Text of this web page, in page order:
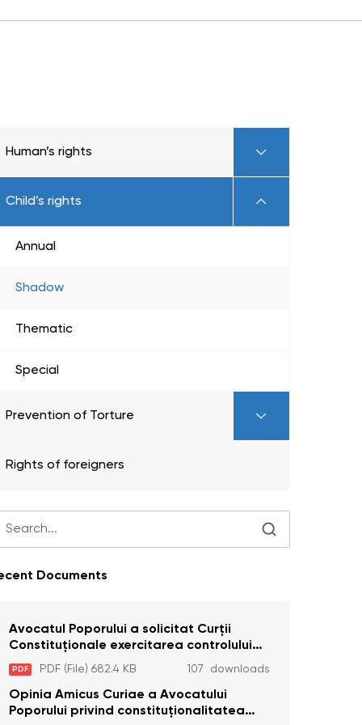
Human’s rights
Child’s rights
Annual
Shadow
Thematic
Special
Prevention of Torture
Rights of foreigners
Documents
Avocatul Poporului a solicitat Curţii
Constituţionale exercitarea controlului
constituţionalităţii unor prevederi cu
privire la plata alocației sociale de stat
persoanelor cu dizabilitați care sunt
private de liberate
PDF PDF (File) 682.4 KB 107 downloads
Opinia Amicus Curiae a Avocatului
Poporului privind constituționalitatea